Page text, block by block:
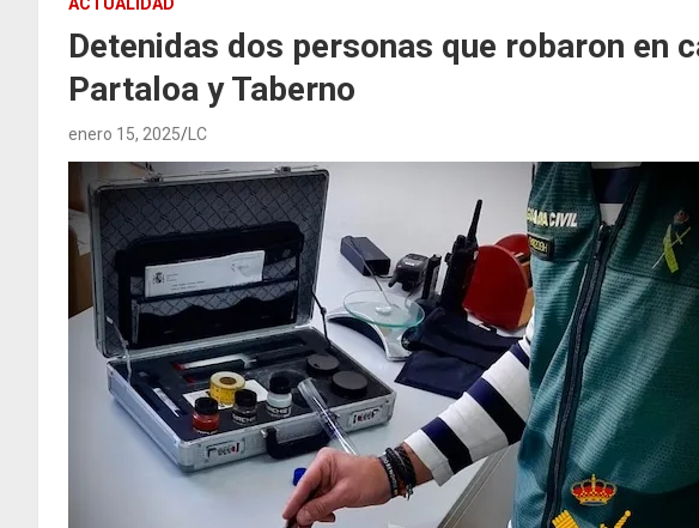
ACTUALIDAD
Detenidas dos personas que robaron en
Partaloa y Taberno
enero 15, 2025 LC